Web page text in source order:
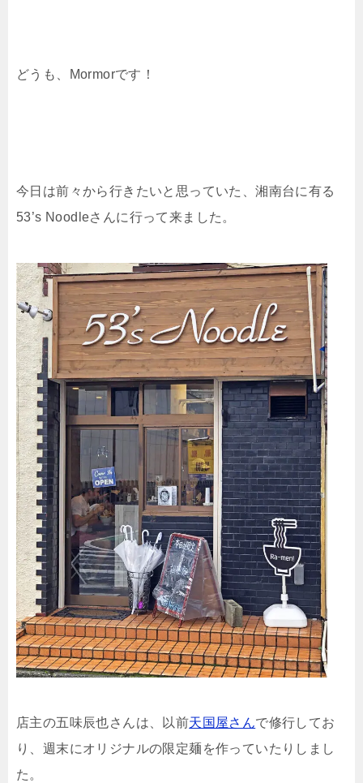
どうも、Mormorです！
今日は前々から行きたいと思っていた、湘南台に有る
53’s Noodleさんに行って来ました。
店主の五味辰也さんは、以前天国屋さんで修行してお
り、週末にオリジナルの限定麺を作っていたりしまし
た。